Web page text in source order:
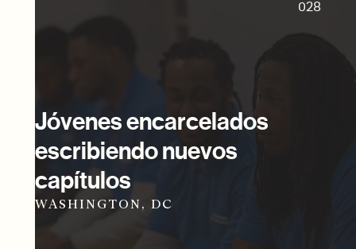
028
Jóvenes encarcelados
escribiendo nuevos
capítulos
WASHINGTON, DC